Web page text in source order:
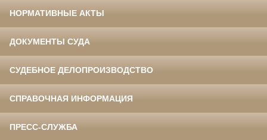
НОРМАТИВНЫЕ АКТЫ
ДОКУМЕНТЫ СУДА
СУДЕБНОЕ ДЕЛОПРОИЗВОДСТВО
СПРАВОЧНАЯ ИНФОРМАЦИЯ
ПРЕСС-СЛУЖБА